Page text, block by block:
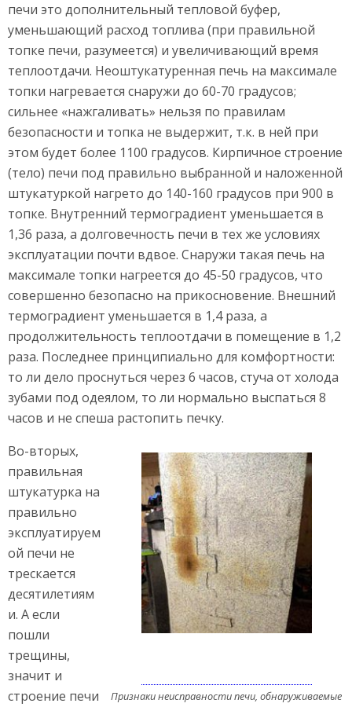
печи это дополнительный тепловой буфер,
уменьшающий расход топлива (при правильной
топке печи, разумеется) и увеличивающий время
теплоотдачи. Неоштукатуренная печь на максимале
топки нагревается снаружи до 60-70 градусов;
сильнее «нажгаливать» нельзя по правилам
безопасности и топка не выдержит, т.к. в ней при
этом будет более 1100 градусов. Кирпичное строение
(тело) печи под правильно выбранной и наложенной
штукатуркой нагрето до 140-160 градусов при 900 в
топке. Внутренний термоградиент уменьшается в
1,36 раза, а долговечность печи в тех же условиях
эксплуатации почти вдвое. Снаружи такая печь на
максимале топки нагреется до 45-50 градусов, что
совершенно безопасно на прикосновение. Внешний
термоградиент уменьшается в 1,4 раза, а
продолжительность теплоотдачи в помещение в 1,2
раза. Последнее принципиально для комфортности:
то ли дело проснуться через 6 часов, стуча от холода
зубами под одеялом, то ли нормально выспаться 8
часов и не спеша растопить печку.
Признаки неисправности печи, обнаруживаемые
Во-вторых,
правильная
штукатурка на
правильно
эксплуатируем
ой печи не
трескается
десятилетиям
и. А если
пошли
трещины,
значит и
строение печи